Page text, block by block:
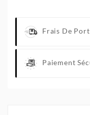
Frais De
Paiement